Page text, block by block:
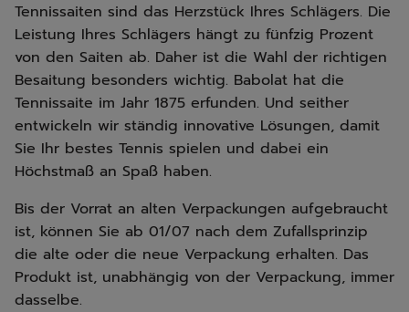
Tennissaiten sind das Herzstück Ihres Schlägers. Die
Leistung Ihres Schlägers hängt zu fünfzig Prozent
von den Saiten ab. Daher ist die Wahl der richtigen
Besaitung besonders wichtig. Babolat hat die
Tennissaite im Jahr 1875 erfunden. Und seither
entwickeln wir ständig innovative Lösungen, damit
Sie Ihr bestes Tennis spielen und dabei ein
Höchstmaß an Spaß haben.
Bis der Vorrat an alten Verpackungen aufgebraucht
ist, können Sie ab 01/07 nach dem Zufallsprinzip
die alte oder die neue Verpackung erhalten. Das
Produkt ist, unabhängig von der Verpackung, immer
dasselbe.